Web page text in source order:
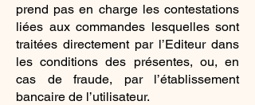
prend pas en charge les contestations
liées aux commandes lesquelles sont
traitées directement par l’Editeur dans
les conditions des présentes, ou, en
cas de fraude, par l’établissement
bancaire de l’utilisateur.